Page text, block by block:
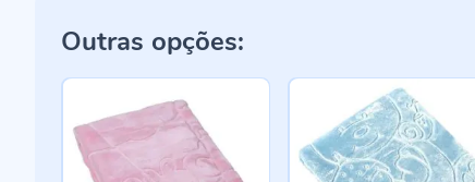
Outras opções: